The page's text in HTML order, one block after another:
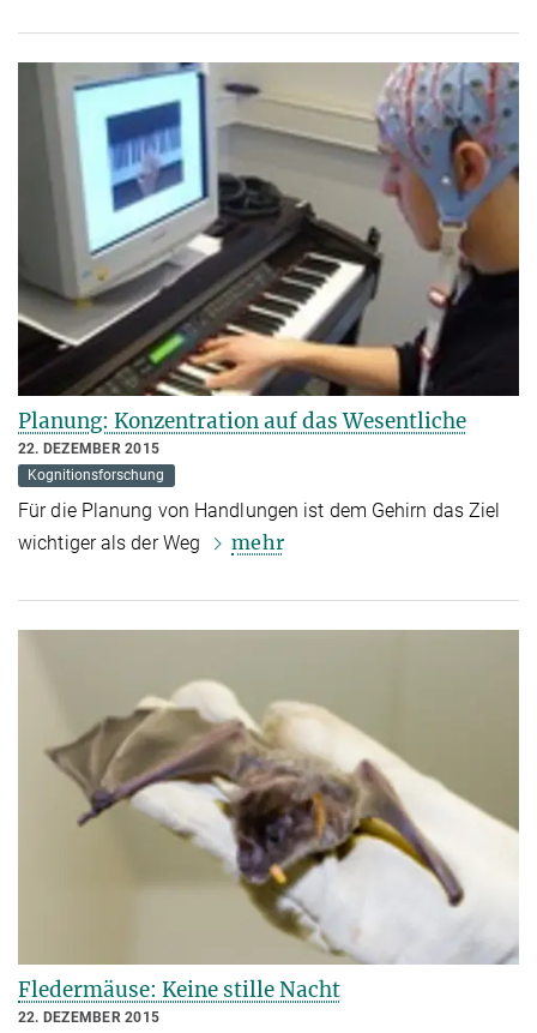
Planung: Konzentration auf das Wesentliche
22. DEZEMBER 2015
Kognitionsforschung
Für die Planung von Handlungen ist dem Gehirn das Ziel
wichtiger als der Weg
mehr
Fledermäuse: Keine stille Nacht
22. DEZEMBER 2015